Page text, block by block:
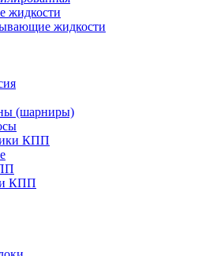
жидкости
жидкости
(шарниры)
КПП
КПП